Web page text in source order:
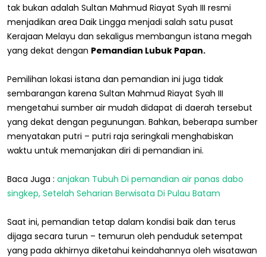
tak bukan adalah Sultan Mahmud Riayat Syah III resmi
menjadikan area Daik Lingga menjadi salah satu pusat
Kerajaan Melayu dan sekaligus membangun istana megah
yang dekat dengan Pemandian Lubuk Papan.
Pemilihan lokasi istana dan pemandian ini juga tidak
sembarangan karena Sultan Mahmud Riayat Syah III
mengetahui sumber air mudah didapat di daerah tersebut
yang dekat dengan pegunungan. Bahkan, beberapa sumber
menyatakan putri – putri raja seringkali menghabiskan
waktu untuk memanjakan diri di pemandian ini.
Baca Juga : anjakan Tubuh Di pemandian air panas dabo
singkep, Setelah Seharian Berwisata Di Pulau Batam
Saat ini, pemandian tetap dalam kondisi baik dan terus
dijaga secara turun – temurun oleh penduduk setempat
yang pada akhirnya diketahui keindahannya oleh wisatawan